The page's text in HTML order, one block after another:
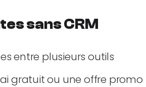
sans CRM
entre plusieurs outils
gratuit ou une offre promo